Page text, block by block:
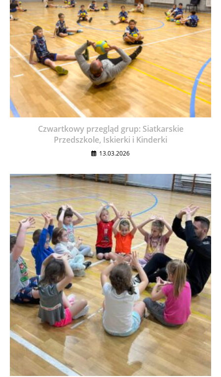
Czwartkowy przegląd grup: Siatkarskie
Przedszkole, Iskierki i Kinderki
13.03.2026